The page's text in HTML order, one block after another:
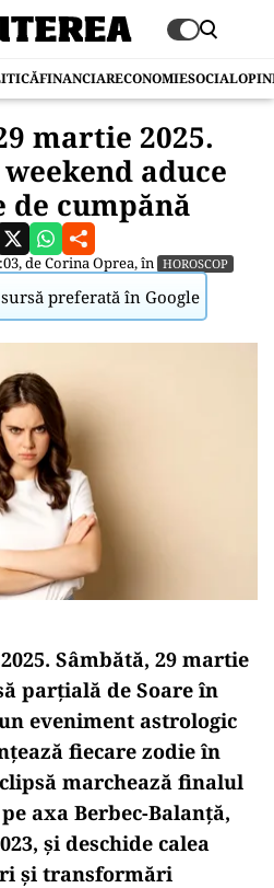
FINANCIARECONOMIESOCIAL
martie 2025.
aduce
de cumpănă
deCorina Oprea, în HOROSCOP
preferată în Google
Sâmbătă, 29 martie
parțială de Soare în
eveniment astrologic
fiecare zodie în
marchează finalul
axa Berbec-Balanță,
și deschide calea
și transformări